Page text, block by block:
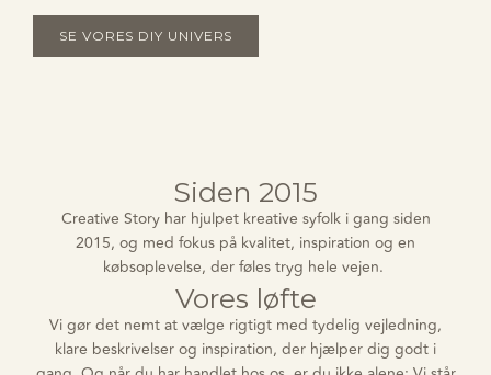
SE VORES DIY UNIVERS
Siden 2015
Creative Story har hjulpet kreative syfolk i gang siden
2015, og med fokus på kvalitet, inspiration og en
købsoplevelse, der føles tryg hele vejen.
Vores løfte
Vi gør det nemt at vælge rigtigt med tydelig vejledning,
klare beskrivelser og inspiration, der hjælper dig godt i